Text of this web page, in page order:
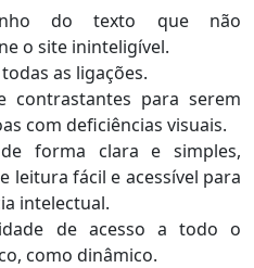
do texto que não
o site ininteligível.
as ligações.
contrastantes para serem
com deficiências visuais.
forma clara e simples,
leitura fácil e acessível para
intelectual.
de acesso a todo o
como dinâmico.